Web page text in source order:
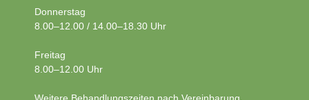
Donnerstag
8.00–12.00 / 14.00–18.30 Uhr
Freitag
8.00–12.00 Uhr